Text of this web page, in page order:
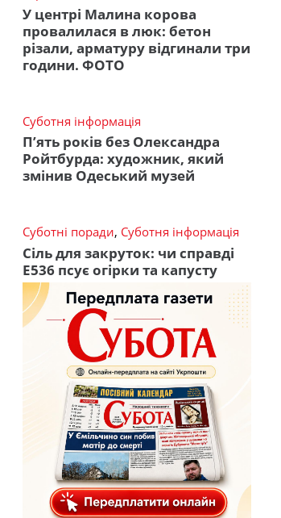
У центрі Малина корова
провалилася в люк: бетон
різали, арматуру відгинали три
години. ФОТО
Суботня інформація
П’ять років без Олександра
Ройтбурда: художник, який
змінив Одеський музей
Суботні поради, Суботня інформація
Сіль для закруток: чи справді
Е536 псує огірки та капусту